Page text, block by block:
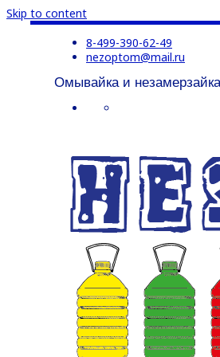
Skip to content
8-499-390-62-49
nezoptom@mail.ru
Омывайка и